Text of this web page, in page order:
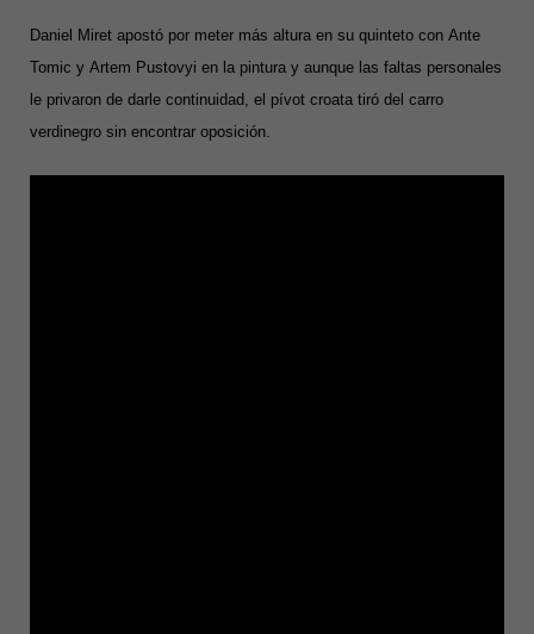
Daniel Miret apostó por meter más altura en su quinteto con Ante
Tomic y Artem Pustovyi en la pintura y aunque las faltas personales
le privaron de darle continuidad, el pívot croata tiró del carro
verdinegro sin encontrar oposición.